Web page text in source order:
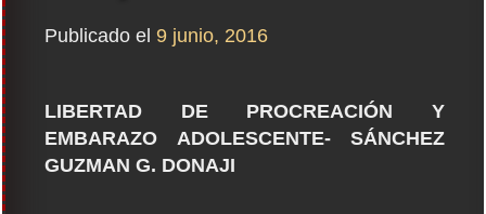
Publicado el 9 junio, 2016
LIBERTAD DE PROCREACIÓN Y
EMBARAZO ADOLESCENTE- SÁNCHEZ
GUZMAN G. DONAJI